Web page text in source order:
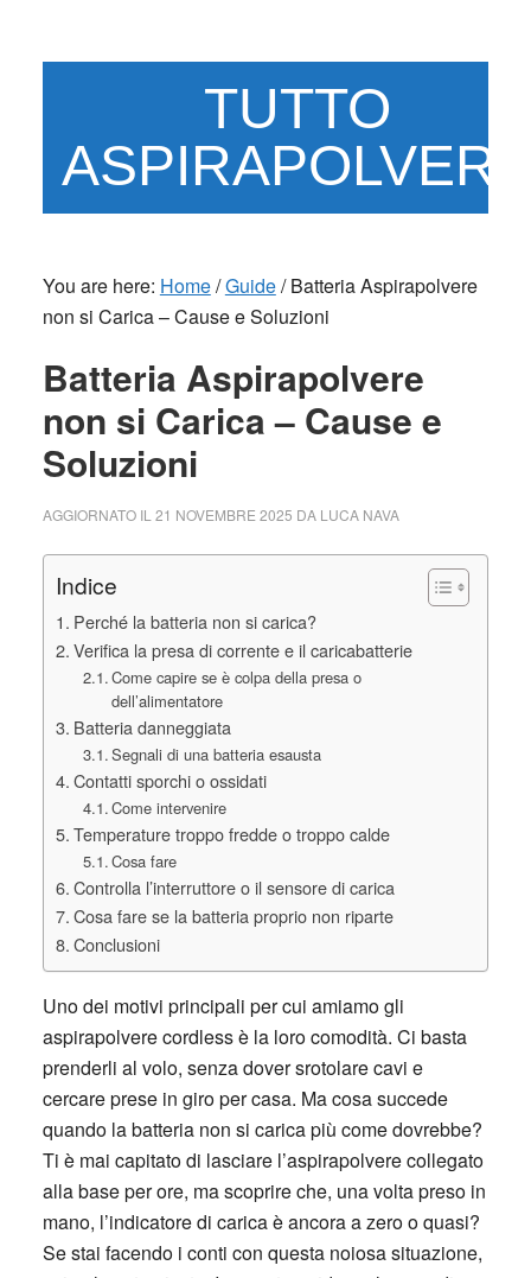
TUTTO
You are here: Home/Guide/Batteria Aspirapolvere
non si Carica – Cause e Soluzioni​
Batteria Aspirapolvere
non si Carica – Cause e
Soluzioni​
AGGIORNATO IL 21 NOVEMBRE 2025 DA LUCA NAVA
Indice
Perché la batteria non si carica?
Verifica la presa di corrente e il caricabatterie
Come capire se è colpa della presa o
dell’alimentatore
Batteria danneggiata
Segnali di una batteria esausta
Contatti sporchi o ossidati
Come intervenire
Temperature troppo fredde o troppo calde
Cosa fare
Controlla l’interruttore o il sensore di carica
Cosa fare se la batteria proprio non riparte
Conclusioni
Uno dei motivi principali per cui amiamo gli
aspirapolvere cordless è la loro comodità. Ci basta
prenderli al volo, senza dover srotolare cavi e
cercare prese in giro per casa. Ma cosa succede
quando la batteria non si carica più come dovrebbe?
Ti è mai capitato di lasciare l’aspirapolvere collegato
alla base per ore, ma scoprire che, una volta preso in
mano, l’indicatore di carica è ancora a zero o quasi?
Se stai facendo i conti con questa noiosa situazione,